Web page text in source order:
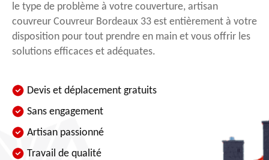
le type de problème à votre couverture, artisan
couvreur Couvreur Bordeaux 33 est entièrement à votre
disposition pour tout prendre en main et vous offrir les
solutions efficaces et adéquates.
Devis et déplacement gratuits
Sans engagement
Artisan passionné
Travail de qualité